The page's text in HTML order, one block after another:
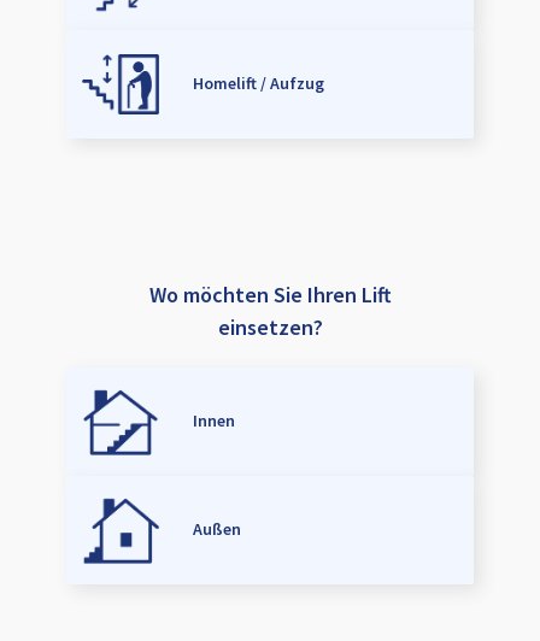
Homelift / Aufzug
Wo möchten Sie Ihren Lift
einsetzen?
Innen
Außen